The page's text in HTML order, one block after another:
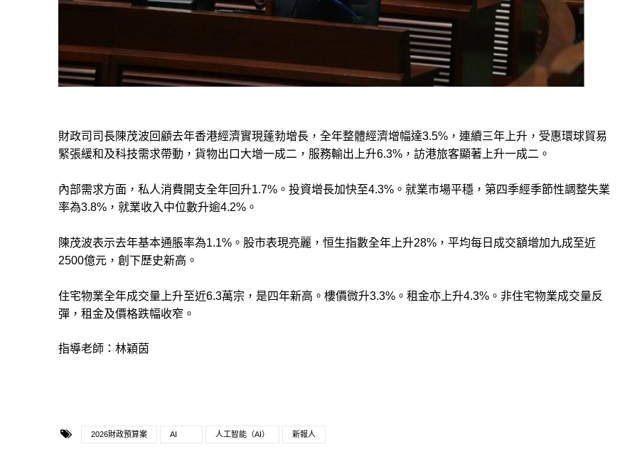
財政司司長陳茂波回顧去年香港經濟實現蓬勃增長， 全年整體經濟增幅達3.5%，連續三年上升，受惠環球貿易
緊張緩和及科技需求帶動，貨物出口大增一成二， 服務輸出上升6.3%，訪港旅客顯著上升一成二 。
內部需求方面，私人消費開支全年回升1.7%。投資增長加快至4.3%。就業市場平穩，第四季經季節性調整失業
率為3.8%，就業收入中位數升逾4.2%。
陳茂波表示去年基本通脹率為1.1% 。股市表現亮麗，恒生指數全年上升28%，平均每日成交額增加九成至近
2500億元，創下歷史新高。
住宅物業全年成交量上升至近6.3萬宗，是四年新高。樓價微升3.3%。租金亦上升4.3%。非住宅物業成交量反
彈，租金及價格跌幅收窄。
指導老師：林穎茵
2026財政預算案 AI 人工智能（AI） 新報人